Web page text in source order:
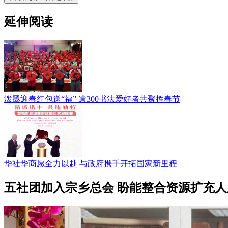
延伸阅读
泼墨迎春红包送“福” 逾300书法爱好者共聚挥春节
华社华商愿全力以赴 与政府携手开拓国家新里程
五社团加入宗乡总会 盼能整合资源扩充